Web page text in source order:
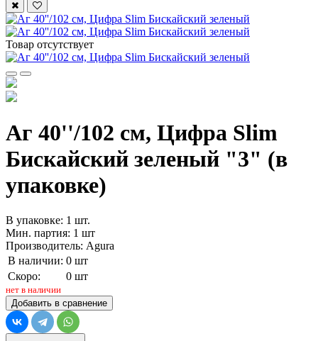
Товар отсутствует
Аг 40''/102 см, Цифра Slim
Бискайский зеленый "3" (в
упаковке)
В упаковке: 1 шт.
Мин. партия: 1 шт
Производитель: Agura
В наличии: 0 шт
Скоро:
0 шт
нет в наличии
Добавить в сравнение